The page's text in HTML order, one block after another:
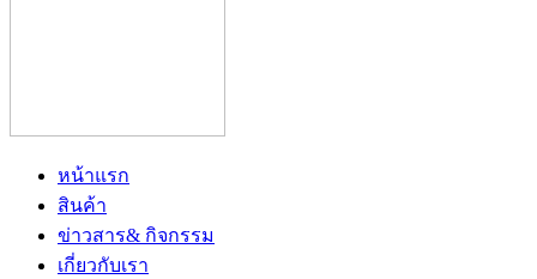
หน้าแรก
สินค้า
ข่าวสาร& กิจกรรม
เกี่ยวกับเรา